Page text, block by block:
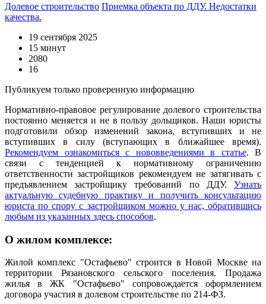
Долевое строительство Приемка объекта по ДДУ. Недостатки
качества.
19 сентября 2025
15 минут
2080
16
Публикуем только проверенную информацию
Нормативно-правовое регулирование долевого строительства
постоянно меняется и не в пользу дольщиков. Наши юристы
подготовили обзор изменений закона, вступивших и не
вступивших в силу (вступающих в ближайшее время).
Рекомендуем ознакомиться с нововведениями в статье. В
связи с тенденцией к нормативному ограничению
ответственности застройщиков рекомендуем не затягивать с
предъявлением застройщику требований по ДДУ. Узнать
актуальную судебную практику и получить консультацию
юриста по спору с застройщиком можно у нас, обратившись
любым из указанных здесь способов.
О жилом комплексе:
Жилой комплекс "Остафьево" строится в Новой Москве на
территории Рязановского сельского поселения. Продажа
жилья в ЖК "Остафьево" сопровождается оформлением
договора участия в долевом строительстве по 214-ФЗ.